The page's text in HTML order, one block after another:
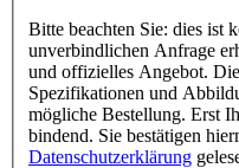
Bitte beachten Sie: dies ist
unverbindlichen Anfrage
und offizielles Angebot.
Spezifikationen und
mögliche Bestellung. Erst
bindend. Sie bestätigen
Datenschutzerklärung